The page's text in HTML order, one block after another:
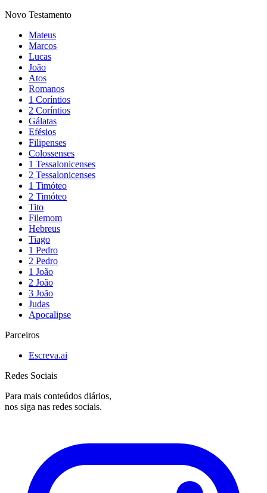
Novo Testamento
Mateus
Marcos
Lucas
João
Atos
Romanos
1 Coríntios
2 Coríntios
Gálatas
Efésios
Filipenses
Colossenses
1 Tessalonicenses
2 Tessalonicenses
1 Timóteo
2 Timóteo
Tito
Filemom
Hebreus
Tiago
1 Pedro
2 Pedro
1 João
2 João
3 João
Judas
Apocalipse
Parceiros
Escreva.ai
Redes Sociais
Para mais conteúdos diários,
nos siga nas redes sociais.